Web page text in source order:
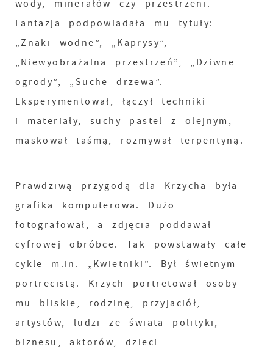
wody, minerałów czy przestrzeni.
Fantazja podpowiadała mu tytuły:
„Znaki wodne”, „Kaprysy”,
„Niewyobrażalna przestrzeń”, „Dziwne
ogrody”, „Suche drzewa”.
Eksperymentował, łączył techniki
i materiały, suchy pastel z olejnym,
maskował taśmą, rozmywał terpentyną.
Prawdziwą przygodą dla Krzycha była
grafika komputerowa. Dużo
fotografował, a zdjęcia poddawał
cyfrowej obróbce. Tak powstawały całe
cykle m.in. „Kwietniki”. Był świetnym
portrecistą. Krzych portretował osoby
mu bliskie, rodzinę, przyjaciół,
artystów, ludzi ze świata polityki,
biznesu, aktorów, dzieci